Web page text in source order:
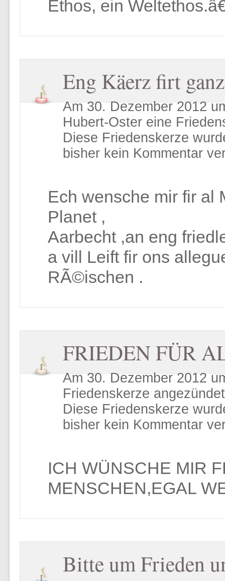
Ethos, ein
Eng Käerz firt
Am 30. Dezember 2012
Hubert-Oster eine
Diese Friedenskerze
bisher kein Kommentar
Ech wensche mir fir al
Planet ,
Aarbecht ,an eng
a vill Leift fir ons
RÃ©ischen .
FRIEDEN FÜR
Am 30. Dezember 2012
Friedenskerze
Diese Friedenskerze
bisher kein Kommentar
ICH WÜNSCHE MIR
MENSCHEN,EGAL
Bitte um Frieden